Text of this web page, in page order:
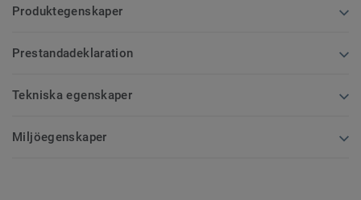
Produktegenskaper
Prestandadeklaration
Tekniska egenskaper
Miljöegenskaper